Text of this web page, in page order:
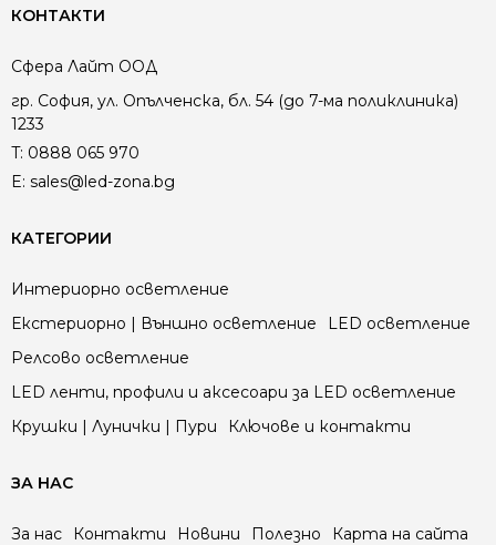
КОНТАКТИ
Сфера Лайт ООД
гр. София, ул. Опълченска, бл. 54 (до 7-ма поликлиника)
1233
T: 0888 065 970
E: sales@led-zona.bg
КАТЕГОРИИ
Интериорно осветление
Екстериорно | Външно осветление
LED осветление
Релсово осветление
LED ленти, профили и аксесоари за LED осветление
Крушки | Лунички | Пури
Ключове и контакти
ЗА НАС
За нас Контакти Новини Полезно Карта на сайта